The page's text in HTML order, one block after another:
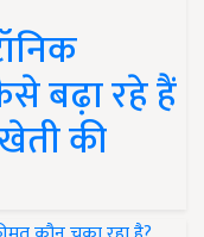
बढ़ा रहे हैं
की